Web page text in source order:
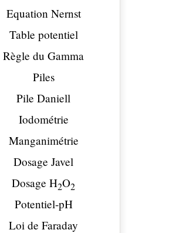
Equation Nernst
Table potentiel
Règle du Gamma
Piles
Pile Daniell
Iodométrie
Manganimétrie
Dosage Javel
Dosage H2O2
Potentiel-pH
Loi de Faraday